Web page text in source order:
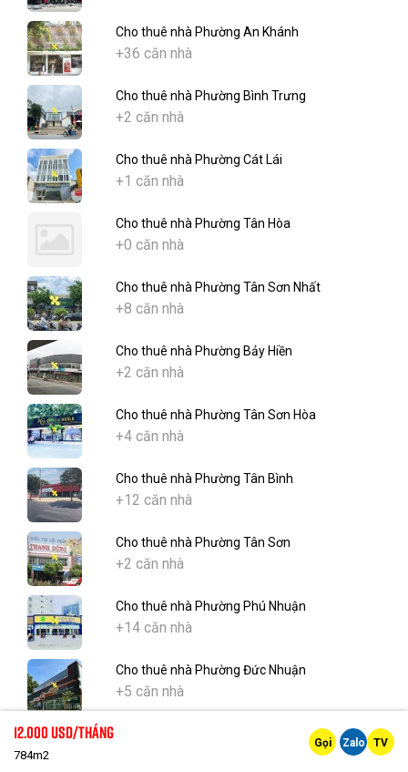
Cho thuê nhà Phường An Khánh
+36 căn nhà
Cho thuê nhà Phường Bình Trưng
+2 căn nhà
Cho thuê nhà Phường Cát Lái
+1 căn nhà
Cho thuê nhà Phường Tân Hòa
+0 căn nhà
Cho thuê nhà Phường Tân Sơn Nhất
+8 căn nhà
Cho thuê nhà Phường Bảy Hiền
+2 căn nhà
Cho thuê nhà Phường Tân Sơn Hòa
+4 căn nhà
Cho thuê nhà Phường Tân Bình
+12 căn nhà
Cho thuê nhà Phường Tân Sơn
+2 căn nhà
Cho thuê nhà Phường Phú Nhuận
+14 căn nhà
Cho thuê nhà Phường Đức Nhuận
+5 căn nhà
12.000 Usd/tháng
784m2
Gọi Zalo TV